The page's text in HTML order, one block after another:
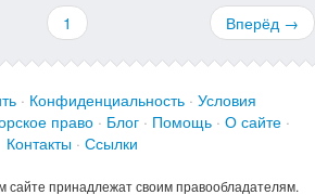
1 Вперёд →
· Конфиденциальность · Условия
право · Блог · Помощь · О сайте ·
Контакты · Ссылки
сайте принадлежат своим правообладателям.